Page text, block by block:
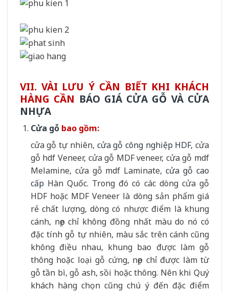
VII. VÀI LƯU Ý CẦN BIẾT KHI KHÁCH
HÀNG CẦN BÁO GIÁ CỬA GỖ VÀ CỬA
NHỰA
Cửa gỗbao gồm:
cửa gỗ tự nhiên, cửa gỗ công nghiệp HDF, cửa
gỗ hdf Veneer, cửa gỗ MDF veneer, cửa gỗ mdf
Melamine, cửa gỗ mdf Laminate,cửa gỗ cao
cấp Hàn Quốc. Trong đó có các dòng cửa gỗ
HDF hoặc MDF Veneer là dòng sản phẩm giá
rẻ chất lượng, dòng có nhược điểm là khung
cánh, nẹp chỉ không đồng nhất màu do nó có
đặc tính gỗ tự nhiên, màu sắc trên cánh cũng
không điều nhau, khung bao được làm gỗ
thông hoặc loại gỗ cứng, nẹp chỉ được làm từ
gỗ tần bì, gỗ ash, sồi hoặc thông. Nên khi Quý
khách hàng chọn cũng chú ý đến đặc điểm